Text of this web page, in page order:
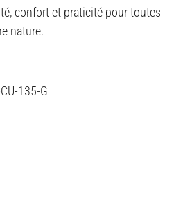
confort et praticité pour toutes
nature.
135-G